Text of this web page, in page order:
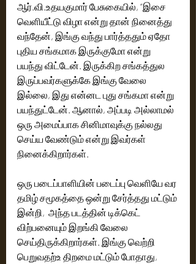
ஆர்.வி.உதயகுமார் பேசுகையில், ”இசை
வெளியீட்டு விழா என்று தான் நினைத்து
வந்தேன், இங்கு வந்து பார்த்ததும் ஏதோ
புதிய சங்கமாக இருக்குமோ என்று
பயந்து விட்டேன். இருக்கிற சங்கத்துல
இருப்பவர்களுக்கே இங்கு வேலை
இல்லை, இது என்னட புது சங்கமா என்று
பயந்துட்டேன். ஆனால், அப்படி அல்லாமல்
ஒரு அமைப்பாக சினிமாவுக்கு நல்லது
செய்ய வேண்டும் என்று இவர்கள்
நினைக்கிறார்கள்.
ஒரு படைப்பாளியின் படைப்பு வெளியே வர
தமிழ் சமூகத்தை ஒன்று சேர்த்தது மட்டும்
இன்றி,  அந்த படத்தின் டிக்கெட்
விற்பனையும் இறங்கி வேலை
செய்திருக்கிறார்கள். இங்கு வெற்றி
பெறுவதற்உ திறமை மட்டும் போதாது,